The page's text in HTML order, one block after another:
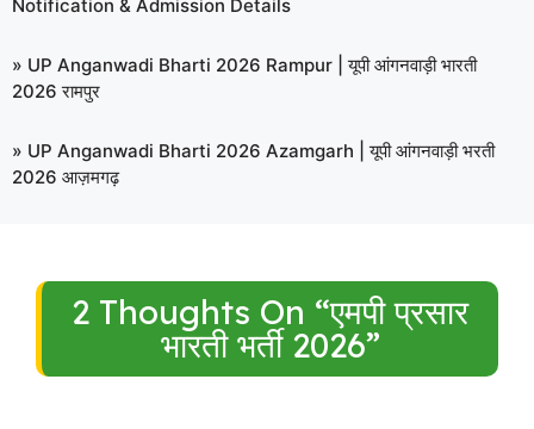
Notification & Admission Details
» UP Anganwadi Bharti 2026 Rampur | यूपी आंगनवाड़ी भारती
2026 रामपुर
» UP Anganwadi Bharti 2026 Azamgarh | यूपी आंगनवाड़ी भरती
2026 आज़मगढ़
2 Thoughts On “एमपी प्रसार
भारती भर्ती 2026”